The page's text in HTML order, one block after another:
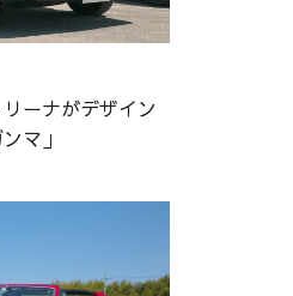
ーナがデザイン
マ」